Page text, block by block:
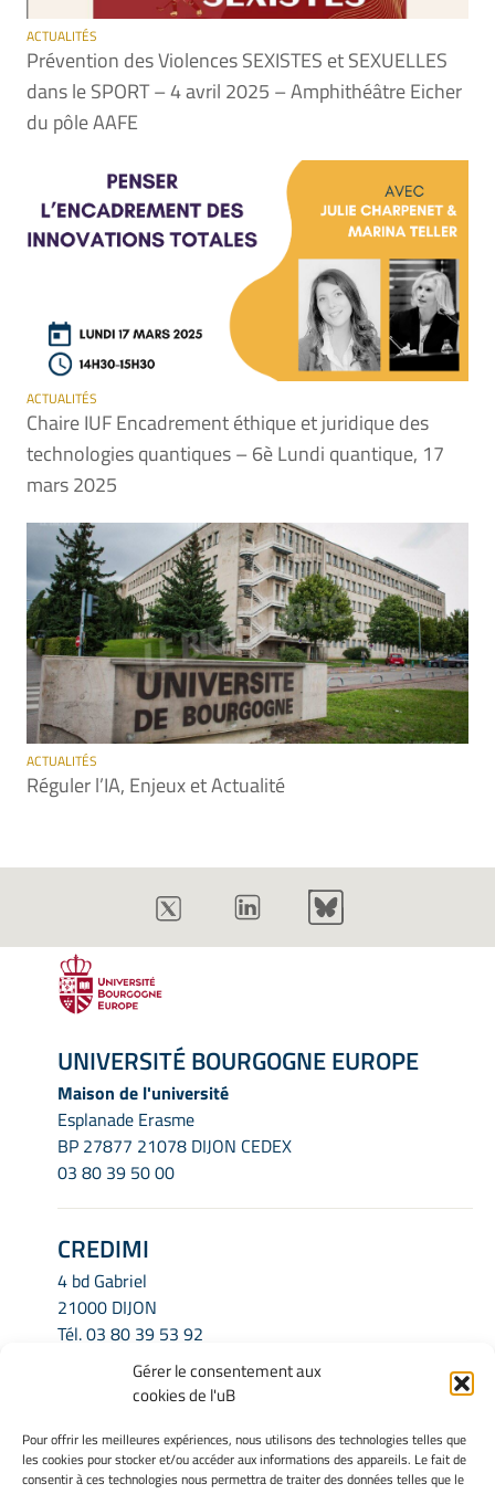
Gérer le consentement aux
cookies de l'uB
Pour offrir les meilleures expériences, nous utilisons des technologies telles que
les cookies pour stocker et/ou accéder aux informations des appareils. Le fait de
consentir à ces technologies nous permettra de traiter des données telles que le
ACTUALITÉS
Prévention des Violences SEXISTES et SEXUELLES
dans le SPORT – 4 avril 2025 – Amphithéâtre Eicher
du pôle AAFE
ACTUALITÉS
Chaire IUF Encadrement éthique et juridique des
technologies quantiques – 6è Lundi quantique, 17
mars 2025
ACTUALITÉS
Réguler l’IA, Enjeux et Actualité
UNIVERSITÉ BOURGOGNE EUROPE
Maison de l'université
Esplanade Erasme
BP 27877 21078 DIJON CEDEX
03 80 39 50 00
CREDIMI
4 bd Gabriel
21000 DIJON
Tél.03 80 39 53 92
credimi.secretariat@u-bourgogne.fr
INFORMATIONS LÉGALES
Mentions légales